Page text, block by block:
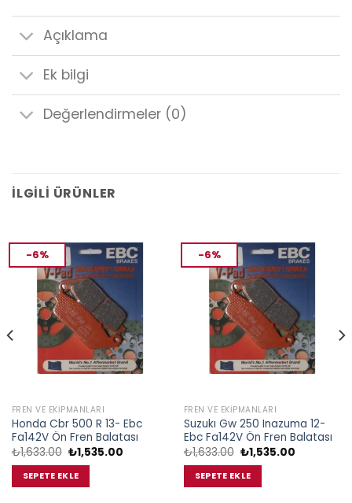
Açıklama
Ek bilgi
Değerlendirmeler (0)
İLGILI ÜRÜNLER
-6%
FREN VE EKIPMANLARI
Honda Cbr 500 R 13- Ebc
Fa142V Ön Fren Balatası
₺1,633.00 Orijinal
fiyat:
₺1,633.00.
₺1,535.00Şu
SEPETE EKLE
-6%
FREN VE EKIPMANLARI
Suzukı Gw 250 Inazuma 12-
Ebc Fa142V Ön Fren Balatası
₺1,633.00 Orijinal
fiyat:
₺1,633.00.
₺1,535.00Şu
SEPETE EKLE